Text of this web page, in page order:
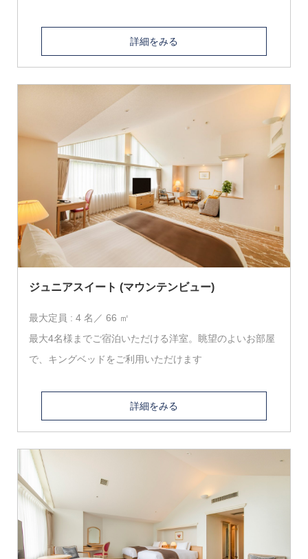
詳細をみる
ジュニアスイート (マウンテンビュー)
最大定員 : 4 名／ 66 ㎡
最大4名様までご宿泊いただける洋室。眺望のよいお部屋
で、キングベッドをご利用いただけます
詳細をみる